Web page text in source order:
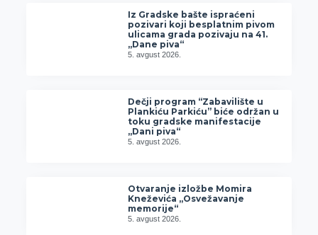
Iz Gradske bašte ispraćeni
pozivari koji besplatnim pivom
ulicama grada pozivaju na 41.
„Dane piva“
5. avgust 2026.
Dečji program “Zabavilište u
Plankiću Parkiću” biće održan u
toku gradske manifestacije
„Dani piva“
5. avgust 2026.
Otvaranje izložbe Momira
Kneževića „Osvežavanje
memorije“
5. avgust 2026.